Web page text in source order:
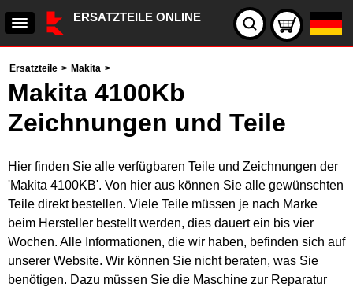
ERSATZTEILE ONLINE
Ersatzteile > Makita >
Makita 4100Kb
Zeichnungen und Teile
Hier finden Sie alle verfügbaren Teile und Zeichnungen der
'Makita 4100KB'. Von hier aus können Sie alle gewünschten
Teile direkt bestellen. Viele Teile müssen je nach Marke
beim Hersteller bestellt werden, dies dauert ein bis vier
Wochen. Alle Informationen, die wir haben, befinden sich auf
unserer Website. Wir können Sie nicht beraten, was Sie
benötigen. Dazu müssen Sie die Maschine zur Reparatur